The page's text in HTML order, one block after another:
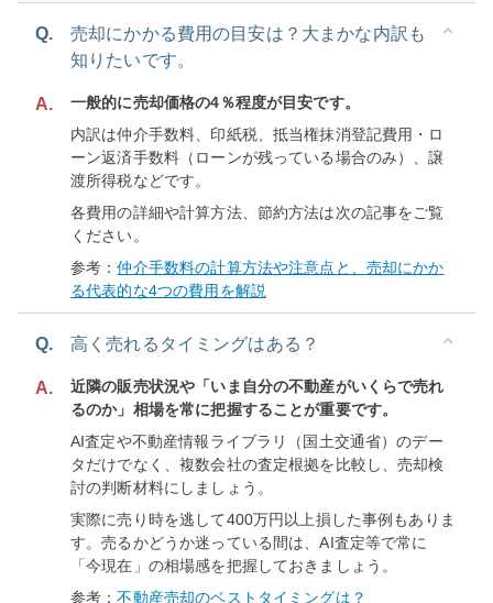
Q.
売却にかかる費用の目安は？大まかな内訳も
知りたいです。
A.
一般的に売却価格の4％程度が目安です。
内訳は仲介手数料、印紙税、抵当権抹消登記費用・ロ
ーン返済手数料（ローンが残っている場合のみ）、譲
渡所得税などです。
各費用の詳細や計算方法、節約方法は次の記事をご覧
ください。
参考：仲介手数料の計算方法や注意点と、売却にかか
る代表的な4つの費用を解説
Q. 高く売れるタイミングはある？
A.
近隣の販売状況や「いま自分の不動産がいくらで売れ
るのか」相場を常に把握することが重要です。
AI査定や不動産情報ライブラリ（国土交通省）のデー
タだけでなく、複数会社の査定根拠を比較し、売却検
討の判断材料にしましょう。
実際に売り時を逃して400万円以上損した事例もありま
す。売るかどうか迷っている間は、AI査定等で常に
「今現在」の相場感を把握しておきましょう。
参考：不動産売却のベストタイミングは？